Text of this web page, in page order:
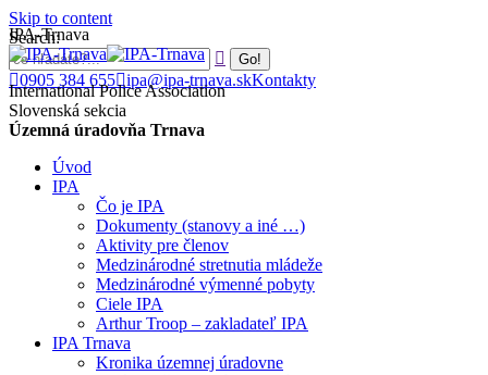
Skip to content
Search:
0905 384 655 ipa@ipa-trnava.skKontakty
IPA-Trnava
International Police Association
Slovenská sekcia
Územná úradovňa Trnava
Úvod
IPA
Čo je IPA
Dokumenty (stanovy a iné …)
Aktivity pre členov
Medzinárodné stretnutia mládeže
Medzinárodné výmenné pobyty
Ciele IPA
Arthur Troop – zakladateľ IPA
IPA Trnava
Kronika územnej úradovne